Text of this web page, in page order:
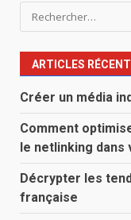
Rechercher :
ARTICLES
Créer un média
Comment
le netlinking dans
Décrypter les
française